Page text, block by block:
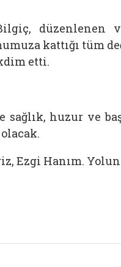
düzenlenen
kattığı tüm
etti.
sağlık, huzur ve
Ezgi Hanım. Yolun